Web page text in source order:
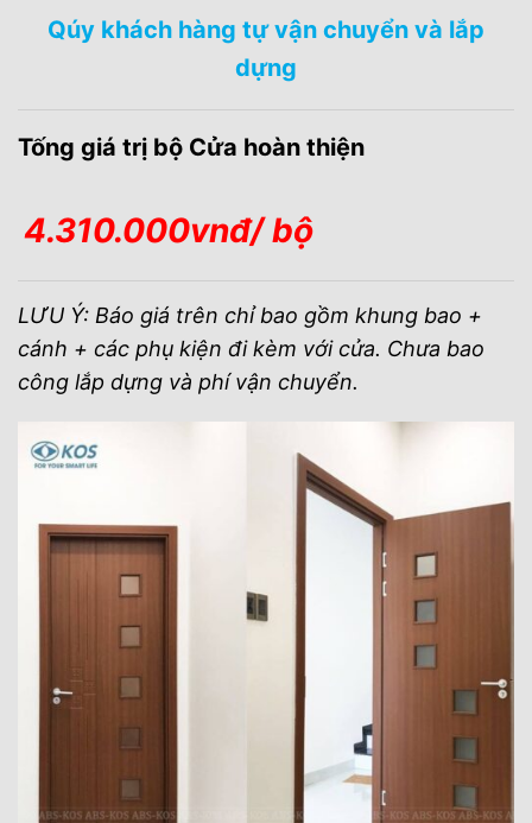
Qúy khách hàng tự vận chuyển và lắp
dựng
Tống giá trị bộ Cửa hoàn thiện
4.310.000vnđ/ bộ
LƯU Ý: Báo giá trên chỉ bao gồm khung bao +
cánh + các phụ kiện đi kèm với cửa. Chưa bao
công lắp dựng và phí vận chuyển.